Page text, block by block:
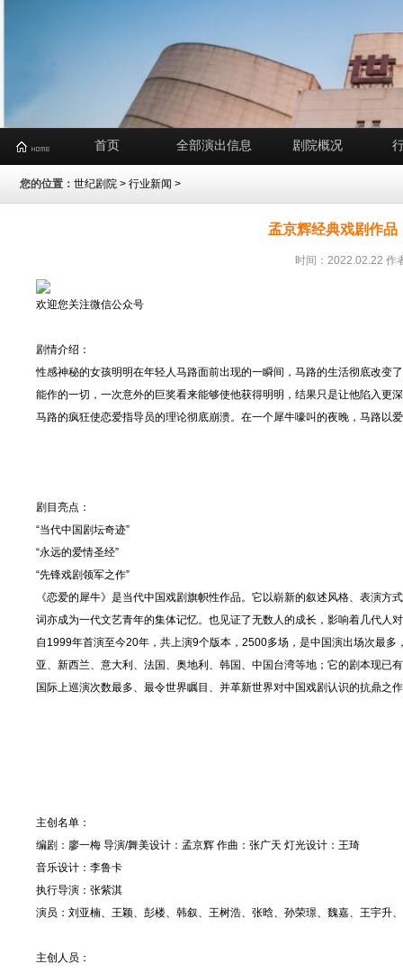
首页 全部演出信息 剧院概况
您的位置： 世纪剧院 > 行业新闻 >
孟京辉经典戏剧作
时间：2022.02.22 作
欢迎您关注微信公众号
剧情介绍：
性感神秘的女孩明明在年轻人马路面前出现的一瞬间，马路的生活彻底改变
能作的一切，一次意外的巨奖看来能够使他获得明明，结果只是让他陷入更
马路的疯狂使恋爱指导员的理论彻底崩溃。在一个犀牛嚎叫的夜晚，马路
剧目亮点：
“当代中国剧坛奇迹”
“永远的爱情圣经”
“先锋戏剧领军之作”
《恋爱的犀牛》是当代中国戏剧旗帜性作品。它以崭新的叙述风格、表演
词亦成为一代文艺青年的集体记忆。也见证了无数人的成长，影响着几代人
自1999年首演至今20年，共上演9个版本，2500多场，是中国演出场次最
亚、新西兰、意大利、法国、奥地利、韩国、中国台湾等地；它的剧本现
国际上巡演次数最多、最令世界瞩目、并革新世界对中国戏剧认识的抗鼎之
主创名单：
编剧：廖一梅 导演/舞美设计：孟京辉 作曲：张广天 灯光设计：王琦
音乐设计：李鲁卡
执行导演：张紫淇
演员：刘亚楠、王颖、彭楼、韩叙、王树浩、张晗、孙荣璟、魏嘉、王宇升
主创人员：